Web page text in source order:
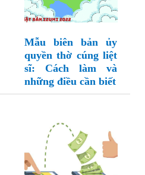
Mẫu biên bản ủy
quyền thờ cúng liệt
sĩ: Cách làm và
những điều cần biết